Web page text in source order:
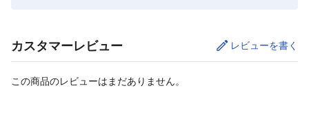
カスタマーレビュー レビューを書く
この商品のレビューはまだありません。